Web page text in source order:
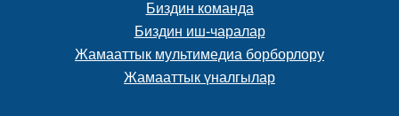
Биздин команда
Биздин иш-чаралар
Жамааттык мультимедиа борборлору
Жамааттык үналгылар